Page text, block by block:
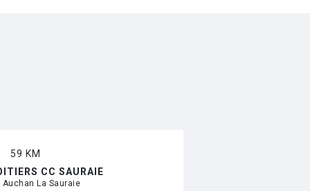
59 KM
CC SAURAIE
Auchan La Sauraie